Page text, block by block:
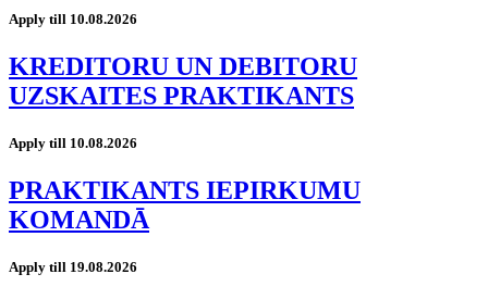
Apply till 10.08.2026
KREDITORU UN DEBITORU
UZSKAITES PRAKTIKANTS
Apply till 10.08.2026
PRAKTIKANTS IEPIRKUMU
KOMANDĀ
Apply till 19.08.2026